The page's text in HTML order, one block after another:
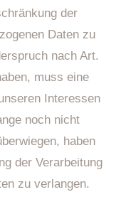
der
Daten zu
nach Art.
muss eine
Interessen
noch nicht
haben
der Verarbeitung
zu verlangen.